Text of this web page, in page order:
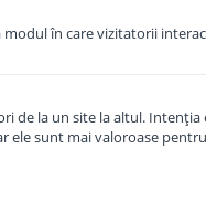
în care vizitatorii
de la un site la altul. Intenţia
sunt mai valoroase